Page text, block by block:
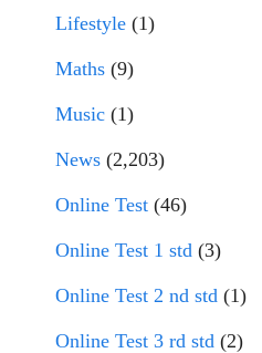
Lifestyle (1)
Maths (9)
Music (1)
News (2,203)
Online Test (46)
Online Test 1 std (3)
Online Test 2 nd std (1)
Online Test 3 rd std (2)